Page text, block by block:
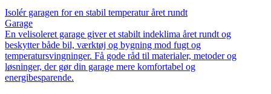
Isolér garagen for en stabil temperatur året rundt
Garage
En velisoleret garage giver et stabilt indeklima året rundt og
beskytter både bil, værktøj og bygning mod fugt og
temperatursvingninger. Få gode råd til materialer, metoder og
løsninger, der gør din garage mere komfortabel og
energibesparende.